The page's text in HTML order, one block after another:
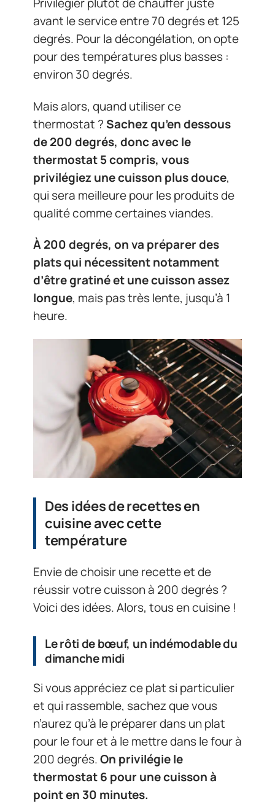
avant le service entre 70 degrés et 125
degrés. Pour la décongélation, on opte
pour des températures plus basses :
environ 30 degrés.
Mais alors, quand utiliser ce
thermostat ?Sachez qu’en dessous
de 200 degrés, donc avec le
thermostat 5 compris, vous
privilégiez une cuisson plus douce,
qui sera meilleure pour les produits de
qualité comme certaines viandes.
À 200 degrés, on va préparer des
plats qui nécessitent notamment
d’être gratiné et une cuisson assez
longue, mais pas très lente, jusqu’à 1
heure.
Des idées de recettes en
cuisine avec cette
température
Envie de choisir une recette et de
réussir votre cuisson à 200 degrés ?
Voici des idées. Alors, tous en cuisine !
Le rôti de bœuf, un indémodable du
dimanche midi
Si vous appréciez ce plat si particulier
et qui rassemble, sachez que vous
n’aurez qu’à le préparer dans un plat
pour le four et à le mettre dans le four à
200 degrés.On privilégie le
thermostat 6 pour une cuisson à
point en 30 minutes.